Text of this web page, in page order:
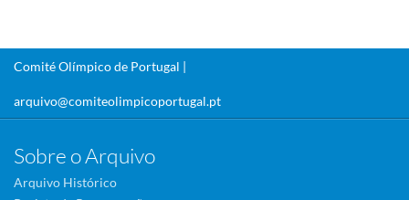
Comité Olímpico de Portugal |
arquivo@comiteolimpicoportugal.pt
Sobre o Arquivo
Arquivo Histórico